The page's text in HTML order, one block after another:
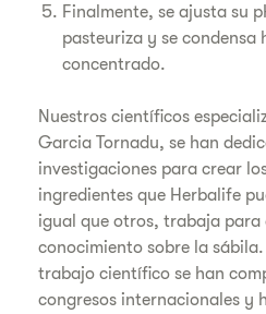
Finalmente, se ajusta su
pasteuriza y se condensa
concentrado.
Nuestros científicos
Garcia Tornadu, se han
investigaciones para crear
ingredientes que Herbalife
igual que otros, trabaja para
conocimiento sobre la
trabajo científico se han
congresos internacionales y